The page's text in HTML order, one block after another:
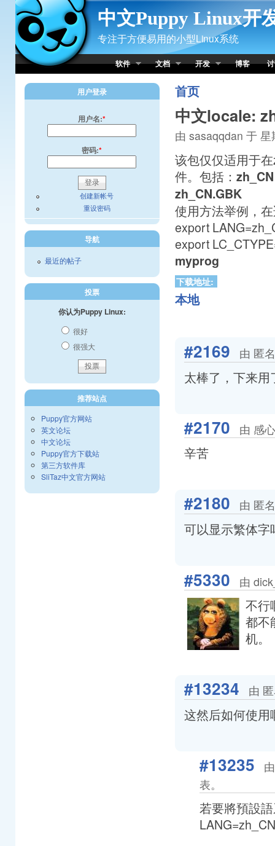
Skip to Content
中文Puppy Linux开
专注于方便易用的小型Linux系统
软件 文档 开发 博客
首页
中文locale:
由 sasaqqdan 于
该包仅仅适用于
件。包括：
zh_CN.GBK
使用方法举例，
export
export
myprog
下载地址:
本地
#2169 由 匿
太棒了，下来用
#2170 由 感
辛苦
#2180 由 匿
可以显示繁体
#5330 由
不行
都不
机。
#13234 由
这然后如何使用
#13235
表。
若要將預設
用户登录
用户名:*
密码:*
创建新帐号
重设密码
导航
最近的帖子
投票
你认为Puppy Linux:
很好
很强大
推荐站点
Puppy官方网站
英文论坛
中文论坛
Puppy官方下载站
第三方软件库
SliTaz中文官方网站